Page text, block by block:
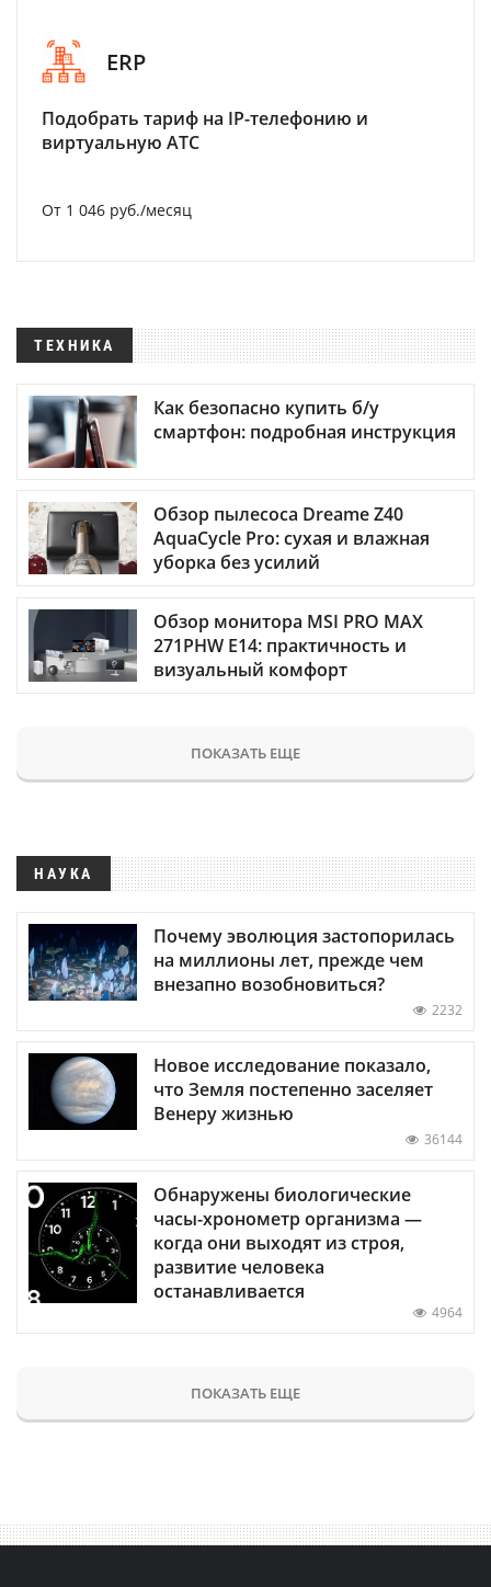
ERP
Подобрать тариф на IP-телефонию и
виртуальную АТС
От 1 046 руб./месяц
ТЕХНИКА
Как безопасно купить б/у
смартфон: подробная инструкция
Обзор пылесоса Dreame Z40
AquaCycle Pro: сухая и влажная
уборка без усилий
Обзор монитора MSI PRO MAX
271PHW E14: практичность и
визуальный комфорт
ПОКАЗАТЬ ЕЩЕ
НАУКА
Почему эволюция застопорилась
на миллионы лет, прежде чем
внезапно возобновиться?
2232
Новое исследование показало,
что Земля постепенно заселяет
Венеру жизнью
36144
Обнаружены биологические
часы-хронометр организма —
когда они выходят из строя,
развитие человека
останавливается
4964
ПОКАЗАТЬ ЕЩЕ